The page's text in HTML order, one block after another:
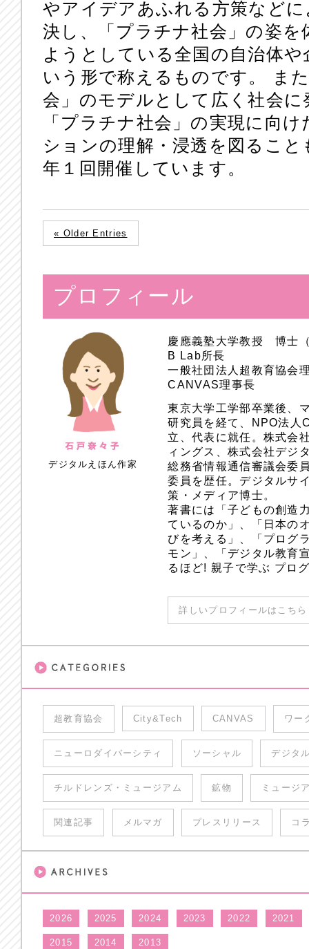
やアイデアあふれる方策など
決し、「プラチナ社会」の姿
ようとしている全国の自治体
いう形で称えるものです。 ま
会」のモデルとして広く社会
「プラチナ社会」の実現に向
ションの理解・浸透を図るこ
年１回開催しています。
« Older Entries
プロフィール
デジタルえほん作家
慶應義塾大学教授 博士
B Lab所長
一般社団法人超教育協会
CANVAS理事長
東京大学工学部卒業後、
研究員を経て、NPO法人
立、代表に就任。株式会
ィングス、株式会社デジ
総務省情報通信審議会委
委員を歴任。デジタルサ
策・メディア博士。
著書には「子どもの創造
ているのか」、「日本の
びを考える」、「プログ
モン」、「デジタル教育
るほど! 親子で学ぶ プロ
詳しいプロフィールはこち
超教育協会 City&Tech CANVAS ワー
ニューロダイバーシティ ソーシャル デジタ
チルドレンズ・ミュージアム 鉱物 ミュージ
関連記事 メルマガ プレスリリース コ
2026 2025 2024 2023 2022 2021
2015 2014 2013